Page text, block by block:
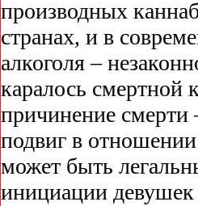
производных
странах, и в
алкоголя –
каралось смертной
причинение смерти
подвиг в
может быть
инициации